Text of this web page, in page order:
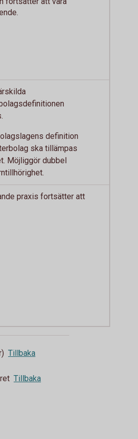
definition
ska tillämpas
Möjliggör dubbel
praxis fortsätter att
Tillbaka
Tillbaka